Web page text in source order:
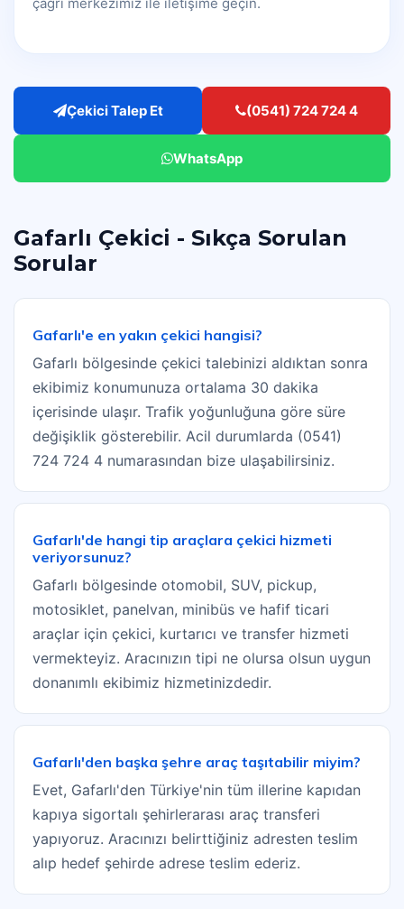
çağrı merkezimiz ile iletişime geçin.
Çekici Talep Et (0541) 724 724 4
WhatsApp
Gafarlı Çekici - Sıkça Sorulan
Sorular
Gafarlı'e en yakın çekici hangisi?
Gafarlı bölgesinde çekici talebinizi aldıktan sonra
ekibimiz konumunuza ortalama 30 dakika
içerisinde ulaşır. Trafik yoğunluğuna göre süre
değişiklik gösterebilir. Acil durumlarda (0541)
724 724 4 numarasından bize ulaşabilirsiniz.
Gafarlı'de hangi tip araçlara çekici hizmeti
veriyorsunuz?
Gafarlı bölgesinde otomobil, SUV, pickup,
motosiklet, panelvan, minibüs ve hafif ticari
araçlar için çekici, kurtarıcı ve transfer hizmeti
vermekteyiz. Aracınızın tipi ne olursa olsun uygun
donanımlı ekibimiz hizmetinizdedir.
Gafarlı'den başka şehre araç taşıtabilir miyim?
Evet, Gafarlı'den Türkiye'nin tüm illerine kapıdan
kapıya sigortalı şehirlerarası araç transferi
yapıyoruz. Aracınızı belirttiğiniz adresten teslim
alıp hedef şehirde adrese teslim ederiz.